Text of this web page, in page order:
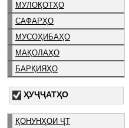
МУЛОҚОТҲО
САФАРҲО
МУСОҲИБАҲО
МАҚОЛАҲО
БАРҚИЯҲО
ҲУҶҶАТҲО
ҚОНУНҲОИ ҶТ